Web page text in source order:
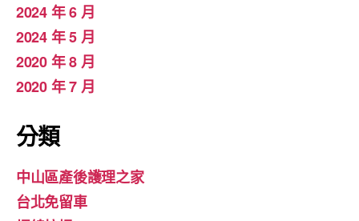
2024 年 6 月
2024 年 5 月
2020 年 8 月
2020 年 7 月
分類
中山區產後護理之家
台北免留車